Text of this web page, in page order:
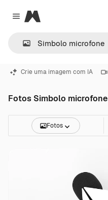
Close menu
Magnific
Crie uma imagem com IA
Fotos Simbolo microfone
Fotos